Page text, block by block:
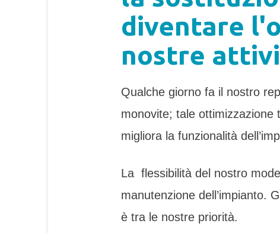
diventare
nostre
Qualche giorno fa il nostro
monovite; tale
migliora la funzionalità
La flessibilità del nostro
manutenzione dell’impianto.
è tra le nostre priorità.